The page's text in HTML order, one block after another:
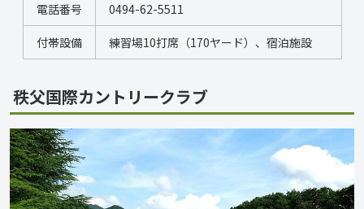
電話番号 0494-62-5511
付帯設備 練習場10打席（170ヤード）、宿泊施設
秩父国際カントリークラブ